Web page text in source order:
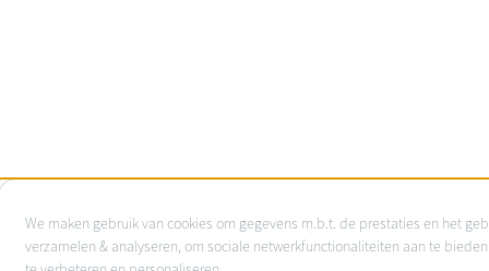
Gebruik
van
We maken gebruik van cookies om gegevens m.b.t. de prestaties en het
verzamelen & analyseren, om sociale netwerkfunctionaliteiten aan te